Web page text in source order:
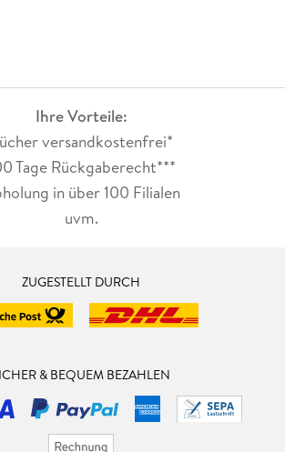
Ihre Vorteile:
versandkostenfrei*
Tage Rückgaberecht***
in über 100 Filialen
uvm.
ZUGESTELLT DURCH
& BEQUEM BEZAHLEN